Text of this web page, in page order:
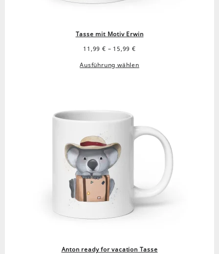
Tasse mit Motiv Erwin
11,99 € – 15,99€Preisspanne:
bis
Ausführung wählen
Anton ready for vacation Tasse